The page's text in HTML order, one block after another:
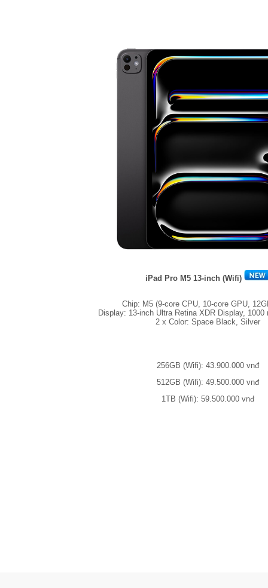
iPad Pro M5 13-inch (Wifi)
Chip: M5 (9-core CPU, 10-core GPU,
Display: 13-inch Ultra Retina XDR Display, 1000
2 x Color: Space Black, Silver
256GB (Wifi): 43.900.000 vnđ
512GB (Wifi): 49.500.000 vnđ
1TB (Wifi): 59.500.000 vnđ